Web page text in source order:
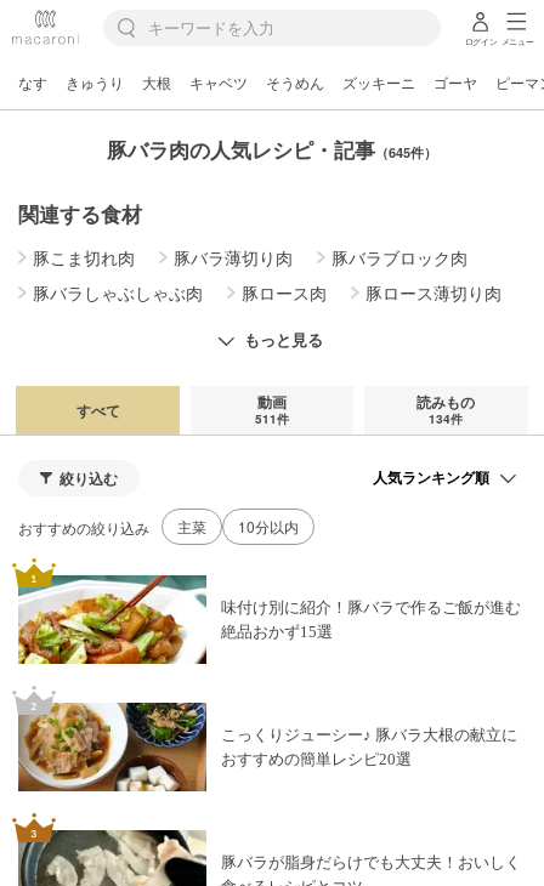
ログイン メニュー
なす きゅうり 大根 キャベツ そうめん ズッキーニ ゴーヤ ピーマ
豚バラ肉の人気レシピ・記事 （645件）
関連する食材
豚こま切れ肉 豚バラ薄切り肉
豚バラブロック肉
豚バラしゃぶしゃぶ肉
豚ロース肉
豚ロース薄切り肉
豚ロースしゃぶしゃぶ肉
もっと見る
すべて 動画
511件
読みもの
134件
絞り込む
おすすめの絞り込み 主菜 10分以内
味付け別に紹介！豚バラで作るご飯が進む
絶品おかず15選
こっくりジューシー♪ 豚バラ大根の献立に
おすすめの簡単レシピ20選
豚バラが脂身だらけでも大丈夫！おいしく